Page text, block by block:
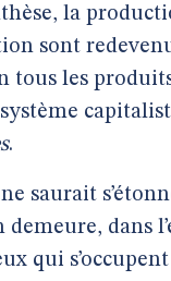
la
sont
tous les
.
saurait
dans
qui